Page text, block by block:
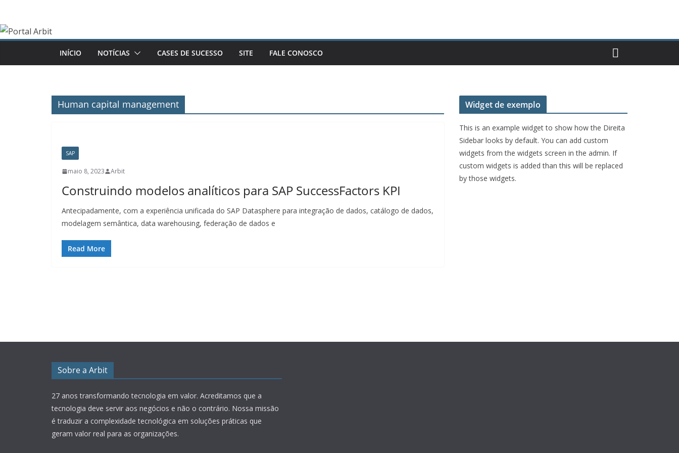
o
INÍCIO NOTÍCIAS CASES DE SUCESSO SITE FALE CONOSCO
Human capital management
SAP
maio 8, 2023 Arbit
Construindo modelos analíticos para SAP SuccessFactors KPI
Antecipadamente, com a experiência unificada do SAP Datasphere para integração de dados, catálogo de dados,
modelagem semântica, data warehousing, federação de dados e
Read More
Widget de exemplo
This is an example widget to show how the Direita
Sidebar looks by default. You can add custom
widgets from the widgets screen in the admin. If
custom widgets is added than this will be replaced
by those widgets.
Sobre a Arbit
27 anos transformando tecnologia em valor. Acreditamos que a
tecnologia deve servir aos negócios e não o contrário. Nossa missão
é traduzir a complexidade tecnológica em soluções práticas que
geram valor real para as organizações.